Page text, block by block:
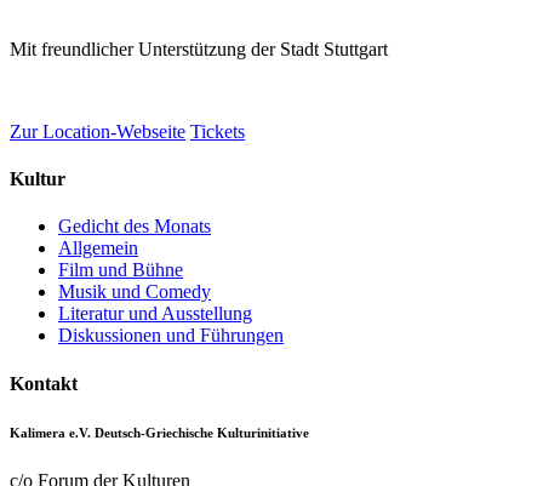
Mit freundlicher Unterstützung der Stadt Stuttgart
Zur Location-Webseite Tickets
Kultur
Gedicht des Monats
Allgemein
Film und Bühne
Musik und Comedy
Literatur und Ausstellung
Diskussionen und Führungen
Kontakt
Kalimera e.V. Deutsch-Griechische Kulturinitiative
c/o Forum der Kulturen